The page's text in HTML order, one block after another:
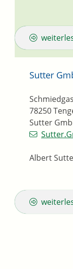
Sutter
Sutter
78250
Albert